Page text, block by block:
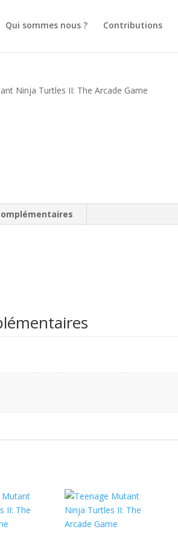
Qui sommes nous ? Contributions
Ninja Turtles II: The Arcade Game